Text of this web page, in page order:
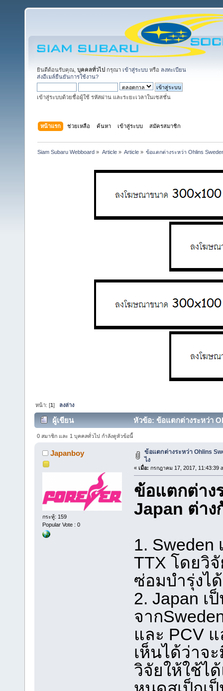
ยินดีต้อนรับคุณ, บุคคลทั่วไป กรุณา เข้าสู่ระบบ หรือ ลงทะเบียน
ส่งอีเมล์ยืนยันการใช้งาน?
เข้าสู่ระบบด้วยชื่อผู้ใช้ รหัสผ่าน และระยะเวลาในเซสชั่น
หน้าแรก ช่วยเหลือ ค้นหา เข้าสู่ระบบ สมัครสมาชิก
Siam Subaru Webboard » Article» Article» ข้อแตกต่างระหว่า Ohlins
หน้า: [1] ลงล่าง
ผู้เขียน หัวข้อ: ข้อแตกต่างระหว่า
0 สมาชิก และ 1 บุคคลทั่วไป กำลังดูหัวข้อนี้
Japanboy
กระทู้: 159
Popular Vote : 0
ข้อแตกต่างระหว่า Ohlins
ไง
« เมื่อ: กรกฎาคม 17, 2017, 11:43:39
ข้อแตกต่าง
Japan ต่าง
1. Sweden
TTX โดยวิ
ซ่อมบำรุ่งไ
2. Japan เ
จาก
และ PCV
เห็นได้ว่าจ
วิจัยให้ใช้ไ